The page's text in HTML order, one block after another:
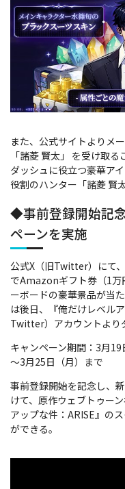
また、公式サイトよりメ
「諸菱 賢太」 を受け取
ダッシュに役立つ豪華ア
役割のハンター「諸菱 賢
◆事前登録開始記
ペーンを実施
公式X（旧Twitter）にて
でAmazonギフト券（1万
ーボードの豪華景品が当
は後日、『俺だけレベル
Twitter）アカウントより
キャンペーン期間：3月
～3月25日（月）まで
事前登録開始を記念し、
けて、原作ウェブトゥー
アップな件：ARISE』の
ができる。